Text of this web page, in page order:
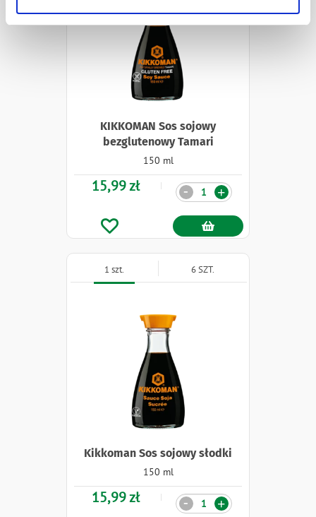
KIKKOMAN Sos sojowy
bezglutenowy Tamari
150 ml
15,99 zł Ilość +
-
Kikkoman Sos sojowy słodki
150 ml
15,99 zł
1 szt. 6 SZT.
Ilość +
-